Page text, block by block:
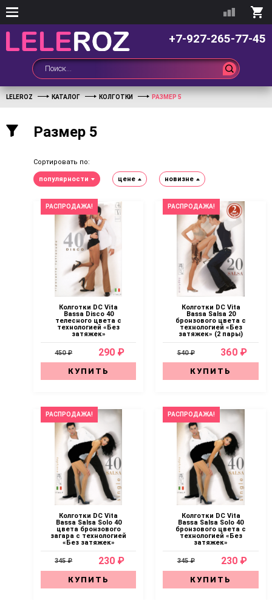
+7-927-265-77-45
LELEROZ КАТАЛОГ КОЛГОТКИ РАЗМЕР 5
Размер 5
Сортировать по:
популярности цене новизне
РАСПРОДАЖА!
Колготки DC Vita
Bassa Disco 40
телесного цвета с
технологией «Без
затяжек»
450 ₽ 290 ₽
КУПИТЬ
РАСПРОДАЖА!
Колготки DC Vita
Bassa Salsa 20
бронзового цвета с
технологией «Без
затяжек» (2 пары)
540 ₽ 360 ₽
КУПИТЬ
РАСПРОДАЖА!
Колготки DC Vita
Bassa Salsa Solo 40
цвета бронзового
загара с технологией
«Без затяжек»
345 ₽ 230 ₽
КУПИТЬ
РАСПРОДАЖА!
Колготки DC Vita
Bassa Salsa Solo 40
бронзового цвета с
технологией «Без
затяжек»
345 ₽ 230 ₽
КУПИТЬ